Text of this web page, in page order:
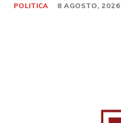
POLITICA 8 AGOSTO, 2026